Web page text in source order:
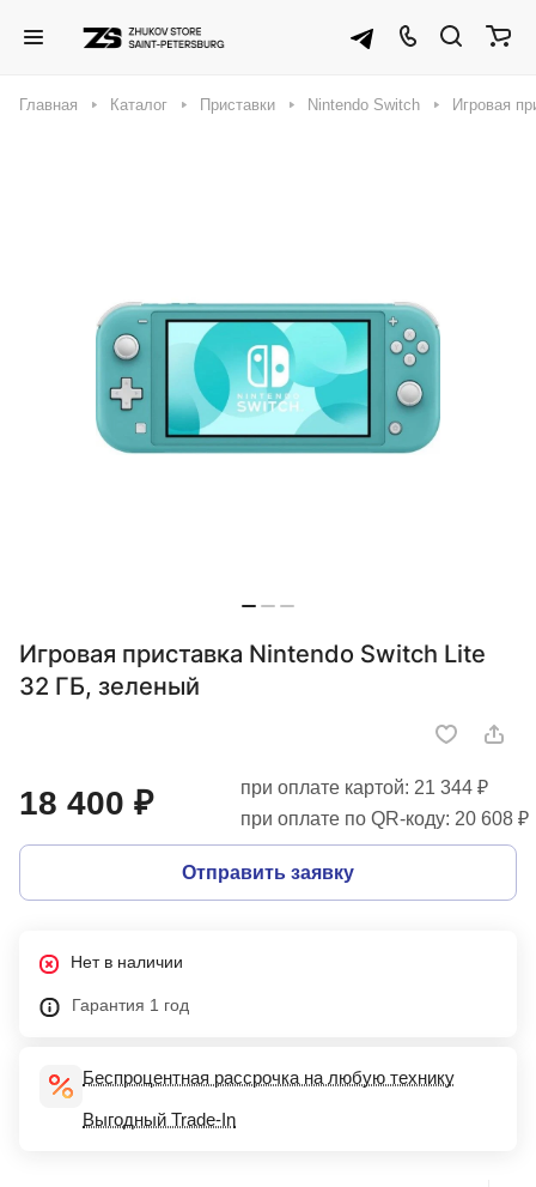
Главная Каталог Приставки Nintendo Switch Игровая
Игровая приставка Nintendo Switch Lite
32 ГБ, зеленый
18 400 ₽
при оплате картой: 21 344 ₽
при оплате по QR-коду: 20 608 ₽
Отправить заявку
Нет в наличии
Гарантия 1 год
Беспроцентная рассрочка на любую технику
Выгодный Trade-In